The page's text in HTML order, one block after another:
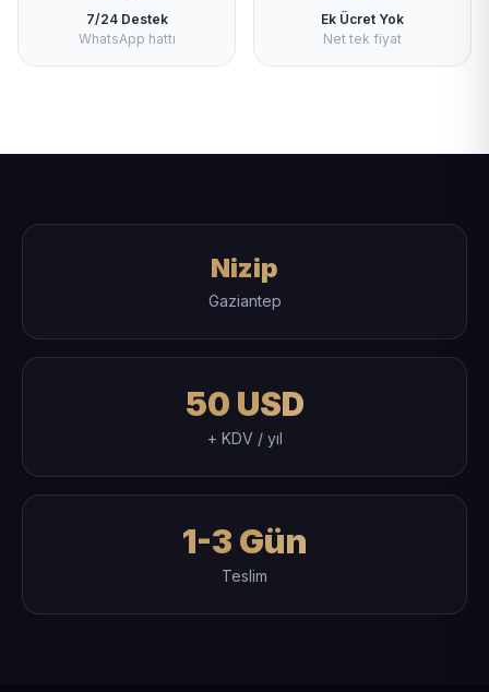
7/24 Destek
WhatsApp hattı
Ek Ücret Yok
Net tek fiyat
Nizip
Gaziantep
50 USD
+ KDV / yıl
1-3 Gün
Teslim